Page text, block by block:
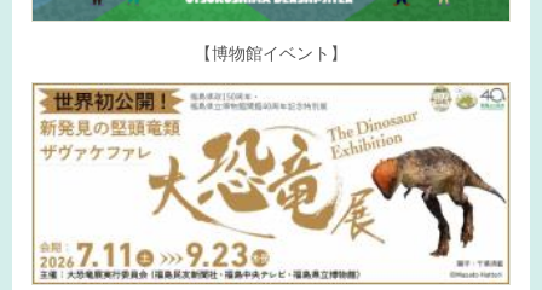
【博物館イベント】